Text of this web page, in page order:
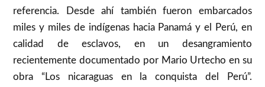
referencia. Desde ahí también fueron embarcados
miles y miles de indígenas hacia Panamá y el Perú, en
calidad de esclavos, en un desangramiento
recientemente documentado por Mario Urtecho en su
obra “Los nicaraguas en la conquista del Perú”.